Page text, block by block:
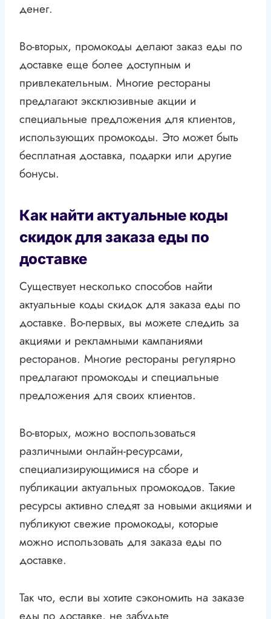
денег.
Во-вторых, промокоды делают заказ еды по
доставке еще более доступным и
привлекательным. Многие рестораны
предлагают эксклюзивные акции и
специальные предложения для клиентов,
использующих промокоды. Это может быть
бесплатная доставка, подарки или другие
бонусы.
Как найти актуальные коды
скидок для заказа еды по
доставке
Существует несколько способов найти
актуальные коды скидок для заказа еды по
доставке. Во-первых, вы можете следить за
акциями и рекламными кампаниями
ресторанов. Многие рестораны регулярно
предлагают промокоды и специальные
предложения для своих клиентов.
Во-вторых, можно воспользоваться
различными онлайн-ресурсами,
специализирующимися на сборе и
публикации актуальных промокодов. Такие
ресурсы активно следят за новыми акциями и
публикуют свежие промокоды, которые
можно использовать для заказа еды по
доставке.
Так что, если вы хотите сэкономить на заказе